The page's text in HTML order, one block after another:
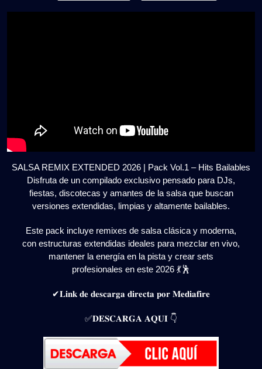
SALSA REMIX EXTENDED 2026 | Pack Vol.1 – Hits Bailables
Disfruta de un compilado exclusivo pensado para DJs,
fiestas, discotecas y amantes de la salsa que buscan
versiones extendidas, limpias y altamente bailables.
Este pack incluye remixes de salsa clásica y moderna,
con estructuras extendidas ideales para mezclar en vivo,
mantener la energía en la pista y crear sets
profesionales en este 2026 💃🕺
✔𝐋𝐢𝐧𝐤 𝐝𝐞 𝐝𝐞𝐬𝐜𝐚𝐫𝐠𝐚 𝐝𝐢𝐫𝐞𝐜𝐭𝐚 𝐩𝐨𝐫 𝐌𝐞𝐝𝐢𝐚𝐟𝐢𝐫𝐞
✅𝐃𝐄𝐒𝐂𝐀𝐑𝐆𝐀 𝐀𝐐𝐔𝐈 👇